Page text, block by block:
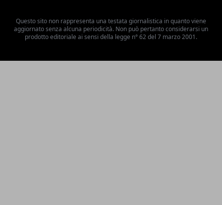
Questo sito non rappresenta una testata giornalistica in quanto viene
aggiornato senza alcuna periodicità. Non può pertanto considerarsi un
prodotto editoriale ai sensi della legge n° 62 del 7 marzo 2001.